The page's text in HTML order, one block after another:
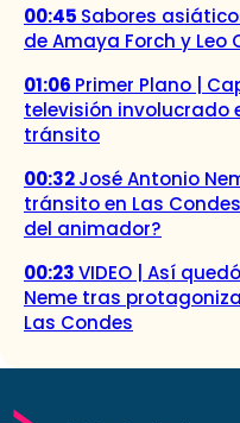
00:45 Sabores
de Amaya Forch y Leo
01:06 Primer Plano |
televisión involucrado
tránsito
00:32José Antonio
tránsito en Las
del animador?
00:23VIDEO | Así
Neme tras
Las Condes